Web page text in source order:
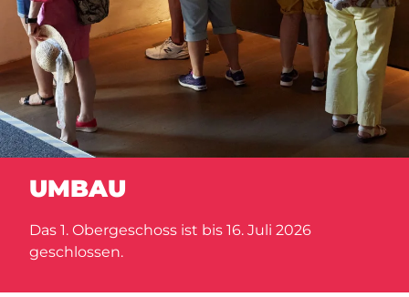
UMBAU
Das 1. Obergeschoss ist bis 16. Juli 2026
geschlossen.